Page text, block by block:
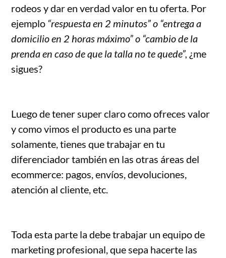
rodeos y dar en verdad valor en tu oferta. Por
ejemplo “respuesta en 2 minutos” o “entrega a
domicilio en 2 horas máximo” o “cambio de la
prenda en caso de que la talla no te quede”, ¿me
sigues?
Luego de tener super claro como ofreces valor
y como vimos el producto es una parte
solamente, tienes que trabajar en tu
diferenciador también en las otras áreas del
ecommerce: pagos, envíos, devoluciones,
atención al cliente, etc.
Toda esta parte la debe trabajar un equipo de
marketing profesional, que sepa hacerte las